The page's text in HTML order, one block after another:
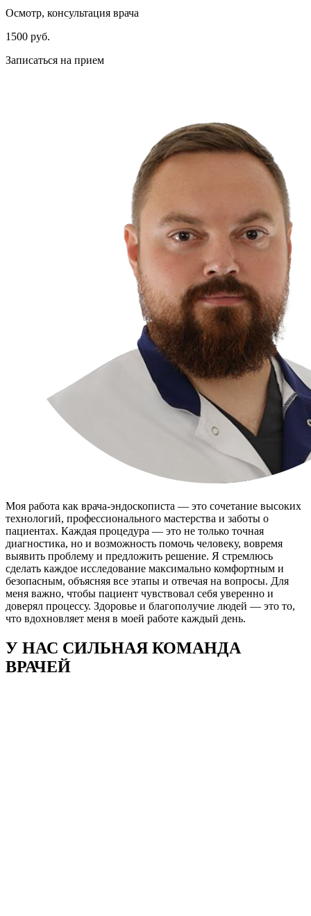
Осмотр, консультация врача
1500 руб.
Записаться на прием
Моя работа как врача-эндоскописта — это сочетание высоких
технологий, профессионального мастерства и заботы о
пациентах. Каждая процедура — это не только точная
диагностика, но и возможность помочь человеку, вовремя
выявить проблему и предложить решение. Я стремлюсь
сделать каждое исследование максимально комфортным и
безопасным, объясняя все этапы и отвечая на вопросы. Для
меня важно, чтобы пациент чувствовал себя уверенно и
доверял процессу. Здоровье и благополучие людей — это то,
что вдохновляет меня в моей работе каждый день.
У НАС СИЛЬНАЯ КОМАНДА
ВРАЧЕЙ